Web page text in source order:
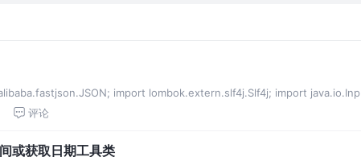
import lombok.extern.slf4j.Slf4j; import java.io.Inp
评论
或获取日期工具类